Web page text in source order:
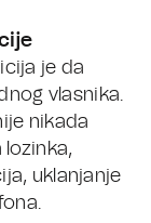
je da
vlasnika.
nikada
lozinka,
uklanjanje